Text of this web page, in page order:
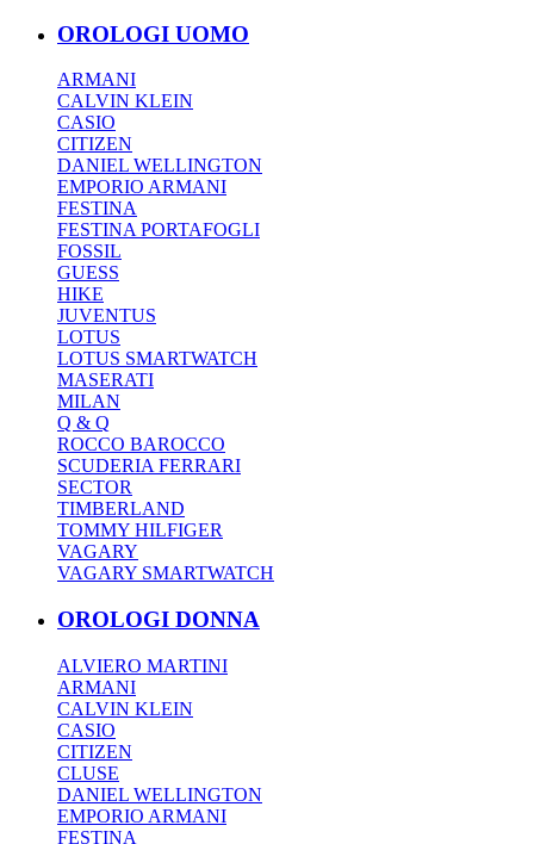
OROLOGI UOMO
ARMANI
CALVIN KLEIN
CASIO
CITIZEN
DANIEL WELLINGTON
EMPORIO ARMANI
FESTINA
FESTINA PORTAFOGLI
FOSSIL
GUESS
HIKE
JUVENTUS
LOTUS
LOTUS SMARTWATCH
MASERATI
MILAN
Q & Q
ROCCO BAROCCO
SCUDERIA FERRARI
SECTOR
TIMBERLAND
TOMMY HILFIGER
VAGARY
VAGARY SMARTWATCH
OROLOGI DONNA
ALVIERO MARTINI
ARMANI
CALVIN KLEIN
CASIO
CITIZEN
CLUSE
DANIEL WELLINGTON
EMPORIO ARMANI
FESTINA